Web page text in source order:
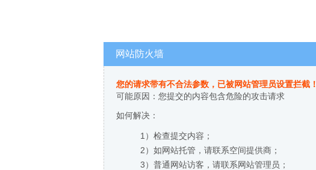
网站防火墙
您的请求带有不合法参数，已被网站管理员设置拦截！
可能原因：您提交的内容包含危险的攻击请求
如何解决：
1）检查提交内容；
2）如网站托管，请联系空间提供商；
3）普通网站访客，请联系网站管理员；